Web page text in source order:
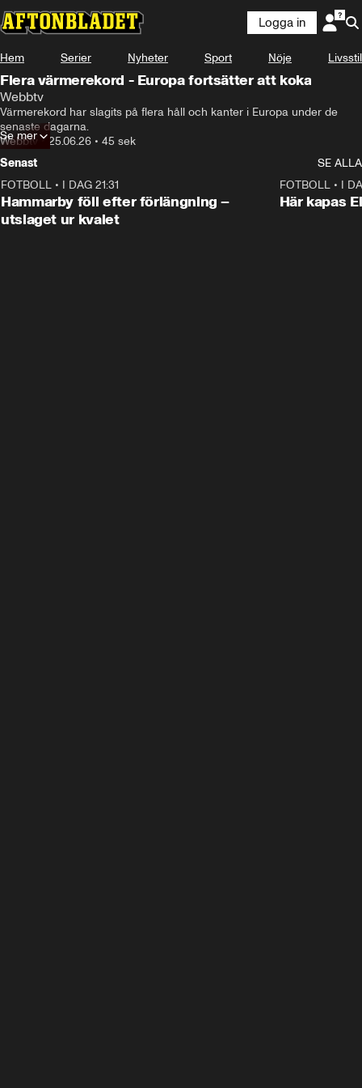
Logga in
Hem Serier Nyheter Sport Nöje Livsstil
Flera värmerekord - Europa fortsätter att koka
Webbtv
Värmerekord har slagits på flera håll och kanter i Europa under de
senaste dagarna.
Webbtv • 25.06.26 • 45 sek
Se mer
Senast
SE ALLA
FOTBOLL • I DAG 21:31
Hammarby föll efter förlängning –
utslaget ur kvalet
FOTBOLL• I
Här kapas